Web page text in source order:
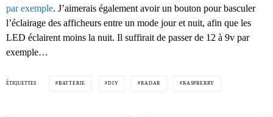
par exemple. J’aimerais également avoir un bouton pour basculer
l’éclairage des afficheurs entre un mode jour et nuit, afin que les
LED éclairent moins la nuit. Il suffirait de passer de 12 à 9v par
exemple…
ÉTIQUETTES BATTERIE DIY RADAR RASPBERRY